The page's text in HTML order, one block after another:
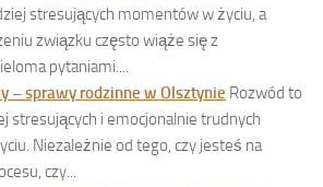
stresujących momentów w życiu, a
związku często wiąże się z
pytaniami....
– sprawy rodzinne w Olsztynie Rozwód to
stresujących i emocjonalnie trudnych
Niezależnie od tego, czy jesteś na
czy...